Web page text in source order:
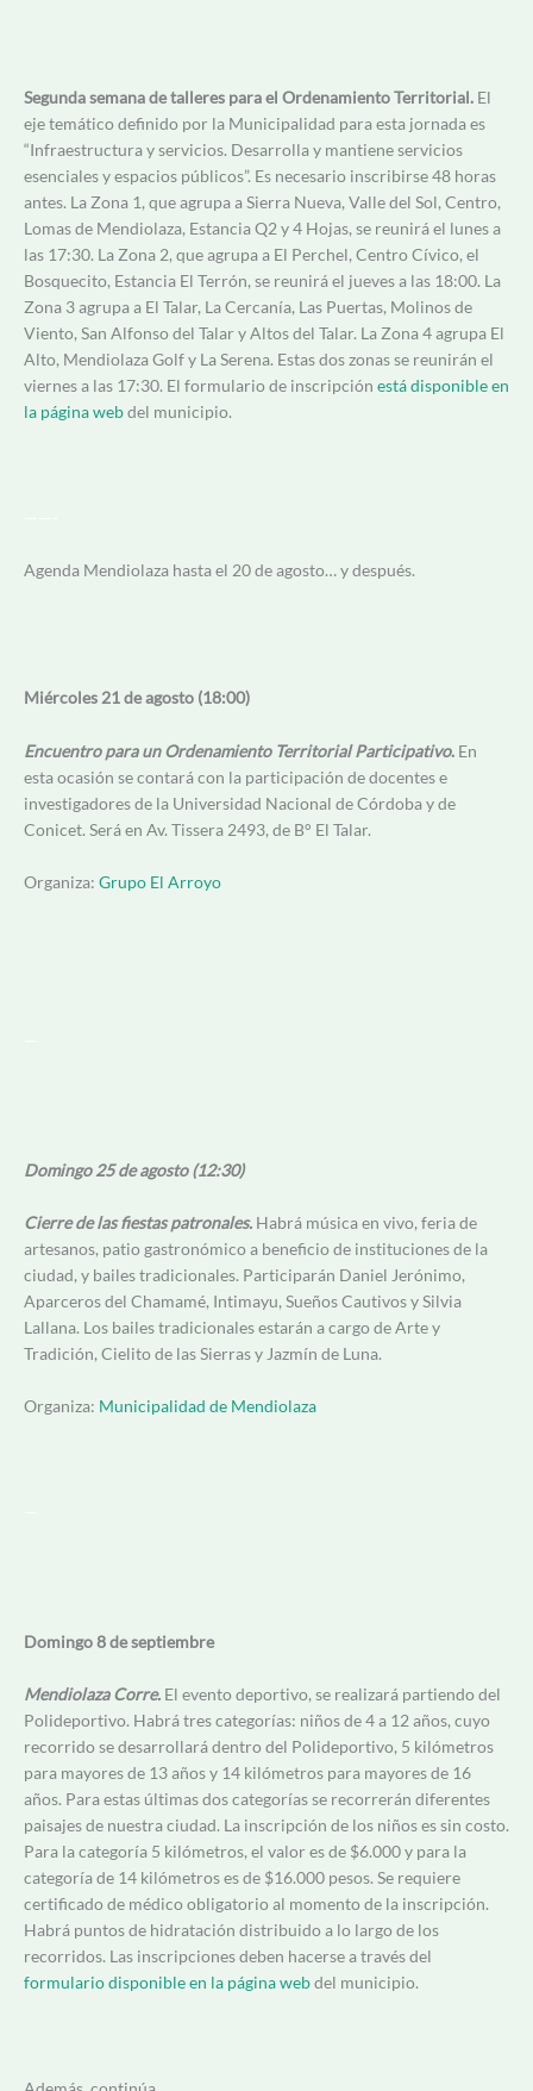
Segunda semana de talleres para el Ordenamiento Territorial. El
eje temático definido por la Municipalidad para esta jornada es
“Infraestructura y servicios. Desarrolla y mantiene servicios
esenciales y espacios públicos”. Es necesario inscribirse 48 horas
antes. La Zona 1, que agrupa a Sierra Nueva, Valle del Sol, Centro,
Lomas de Mendiolaza, Estancia Q2 y 4 Hojas, se reunirá el lunes a
las 17:30. La Zona 2, que agrupa a El Perchel, Centro Cívico, el
Bosquecito, Estancia El Terrón, se reunirá el jueves a las 18:00. La
Zona 3 agrupa a El Talar, La Cercanía, Las Puertas, Molinos de
Viento, San Alfonso del Talar y Altos del Talar. La Zona 4 agrupa El
Alto, Mendiolaza Golf y La Serena. Estas dos zonas se reunirán el
viernes a las 17:30. El formulario de inscripción está disponible en
la página webdel municipio.
Agenda Mendiolaza hasta el 20 de agosto… y después.
Miércoles 21 de agosto (18:00)
Encuentro para un Ordenamiento Territorial Participativo. En
esta ocasión se contará con la participación de docentes e
investigadores de la Universidad Nacional de Córdoba y de
Conicet. Será en Av. Tissera 2493, de B° El Talar.
Organiza: Grupo El Arroyo
Domingo 25 de agosto (12:30)
Cierre de las fiestas patronales. Habrá música en vivo, feria de
artesanos, patio gastronómico a beneficio de instituciones de la
ciudad, y bailes tradicionales. Participarán Daniel Jerónimo,
Aparceros del Chamamé, Intimayu, Sueños Cautivos y Silvia
Lallana. Los bailes tradicionales estarán a cargo de Arte y
Tradición, Cielito de las Sierras y Jazmín de Luna.
Organiza: Municipalidad de Mendiolaza
Domingo 8 de septiembre
Mendiolaza Corre. El evento deportivo, se realizará partiendo del
Polideportivo. Habrá tres categorías: niños de 4 a 12 años, cuyo
recorrido se desarrollará dentro del Polideportivo, 5 kilómetros
para mayores de 13 años y 14 kilómetros para mayores de 16
años. Para estas últimas dos categorías se recorrerán diferentes
paisajes de nuestra ciudad. La inscripción de los niños es sin costo.
Para la categoría 5 kilómetros, el valor es de $6.000 y para la
categoría de 14 kilómetros es de $16.000 pesos. Se requiere
certificado de médico obligatorio al momento de la inscripción.
Habrá puntos de hidratación distribuido a lo largo de los
recorridos. Las inscripciones deben hacerse a través del
formulario disponible en la página webdel municipio.